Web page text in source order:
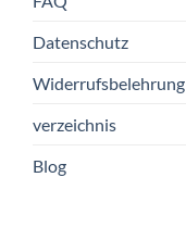
Datenschutz
Widerrufsbelehrung
verzeichnis
Blog